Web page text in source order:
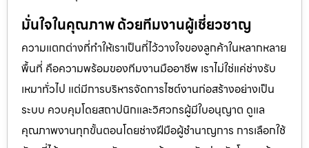
มั่นใจในคุณภาพ ด้วยทีมงานผู้เชี่ยวชาญ
ความแตกต่างที่ทำให้เราเป็นที่ไว้วางใจของลูกค้าในหลากหลาย
พื้นที่ คือความพร้อมของทีมงานมืออาชีพ เราไม่ใช่แค่ช่างรับ
เหมาทั่วไป แต่มีการบริหารจัดการไซต์งานก่อสร้างอย่างเป็น
ระบบ ควบคุมโดยสถาปนิกและวิศวกรผู้มีใบอนุญาต ดูแล
คุณภาพงานทุกขั้นตอนโดยช่างฝีมือผู้ชำนาญการ การเลือกใช้